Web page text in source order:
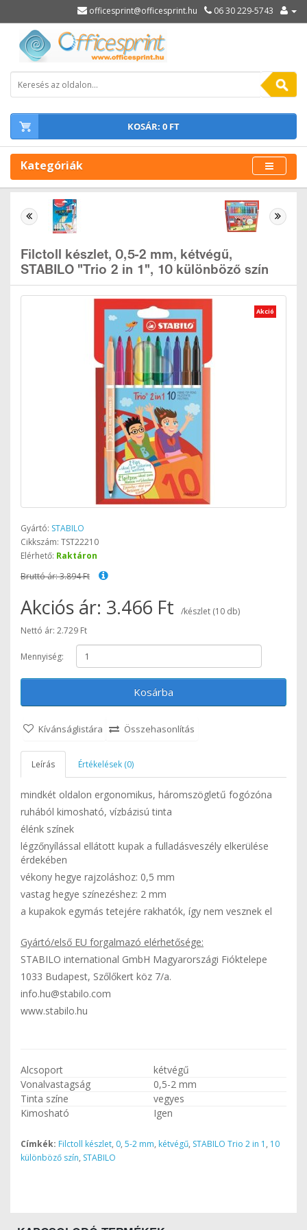
officesprint@officesprint.hu 06 30 229-5743
KOSÁR: 0 FT
Kategóriák
Filctoll készlet, 0,5-2 mm, kétvégű,
STABILO "Trio 2 in 1", 10 különböző szín
Akció
Gyártó: STABILO
Cikkszám: TST22210
Elérhető: Raktáron
Bruttó ár: 3.894 Ft
Akciós ár: 3.466 Ft
/készlet (10 db)
Nettó ár: 2.729 Ft
Mennyiség:
Kosárba
Kívánságlistára Összehasonlítás
Leírás Értékelések (0)
mindkét oldalon ergonomikus, háromszögletű fogózóna
ruhából kimosható, vízbázisú tinta
élénk színek
légzőnyílással ellátott kupak a fulladásveszély elkerülése
érdekében
vékony hegye rajzoláshoz: 0,5 mm
vastag hegye színezéshez: 2 mm
a kupakok egymás tetejére rakhatók, így nem vesznek el
Gyártó/első EU forgalmazó elérhetősége:
STABILO international GmbH Magyarországi Fióktelepe
1033 Budapest, Szőlőkert köz 7/a.
info.hu@stabilo.com
www.stabilo.hu
Alcsoport
kétvégű
Vonalvastagság
0,5-2 mm
Tinta színe
vegyes
Kimosható
Igen
Címkék: Filctoll készlet, 0, 5-2 mm, kétvégű, STABILO Trio 2 in 1 , 10
különböző szín, STABILO